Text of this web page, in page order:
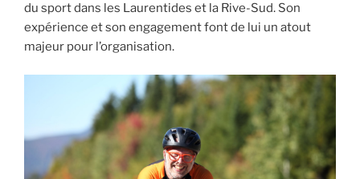
du sport dans les Laurentides et la Rive-Sud. Son
expérience et son engagement font de lui un atout
majeur pour l’organisation.